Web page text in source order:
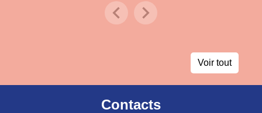
chevron_leftPrevious
chevron_right
Next
Voir tout
Contacts